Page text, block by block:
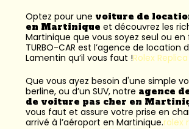
Optez pour une voiture de
en Martinique et découvrez les
Martinique que vous soyez seul ou en
TURBO-CAR est l’agence de location
Lamentin qu’il vous faut !Rolex Replica
Que vous ayez besoin d'une simple
berline, ou d’un SUV, notre agence
de voiture pas cher en
vous faut et assure votre prise en
arrivé à l’aéroport en Martinique.rolex